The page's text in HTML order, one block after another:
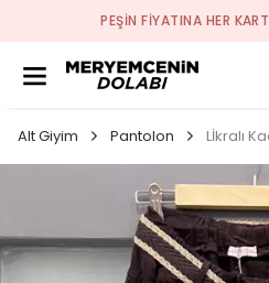
PEŞİN FİYATINA HER
Alt Giyim Pantolon Lİkralı